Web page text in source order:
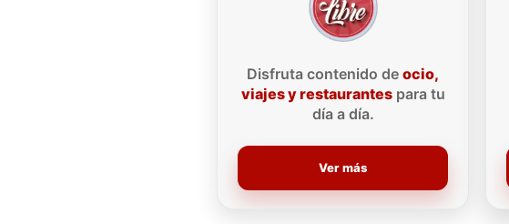
Disfruta contenido deocio,
viajes y restaurantespara tu
día a día.
Ver más